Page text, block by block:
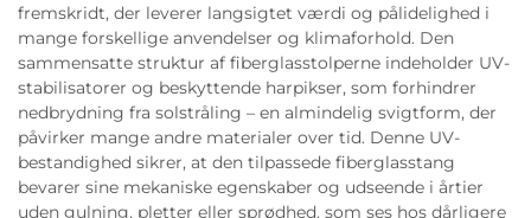
fremskridt, der leverer langsigtet værdi og pålidelighed i
mange forskellige anvendelser og klimaforhold. Den
sammensatte struktur af fiberglasstolperne indeholder UV-
stabilisatorer og beskyttende harpikser, som forhindrer
nedbrydning fra solstråling – en almindelig svigtform, der
påvirker mange andre materialer over tid. Denne UV-
bestandighed sikrer, at den tilpassede fiberglasstang
bevarer sine mekaniske egenskaber og udseende i årtier
uden gulning, pletter eller sprødhed, som ses hos dårligere